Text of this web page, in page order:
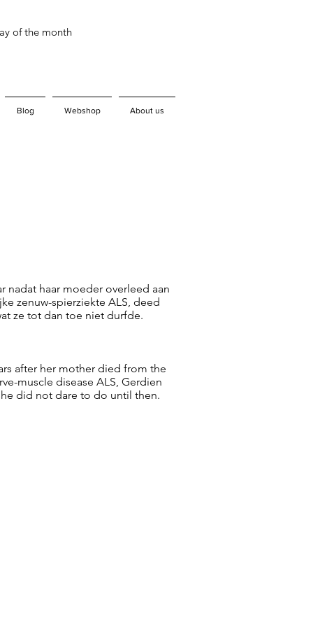
of the month
Blog Webshop About us
nadat haar moeder overleed aan
zenuw-spierziekte ALS, deed
ze tot dan toe niet durfde.
after her mother died from the
muscle disease ALS, Gerdien
did not dare to do until then.